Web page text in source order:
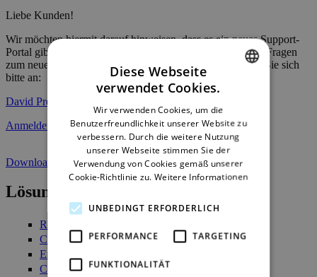
Liebe Kunden!
Wir möchten hiermit darauf hinweisen, dass es ein neues Support-
Portal gibt. Den Link dafür finden Sie unterhalb. Falls Sie Fragen
zum neuen Portal und dem Zugriff darauf haben, wenden Sie sich
bitte an:
David Preindl
Anmelden
Download TeamViewer
Lösungen
Retail Management
Customer Engagement
Enterprise Stock Management
Commerce Platform
ENGLISH
GERMAN
Diese Webseite
verwendet Cookies.
Wir verwenden Cookies, um die
Benutzerfreundlichkeit unserer Website zu
verbessern. Durch die weitere Nutzung
unserer Webseite stimmen Sie der
Verwendung von Cookies gemäß unserer
Cookie-Richtlinie zu. Weitere Informationen
UNBEDINGT ERFORDERLICH
PERFORMANCE TARGETING
FUNKTIONALITÄT